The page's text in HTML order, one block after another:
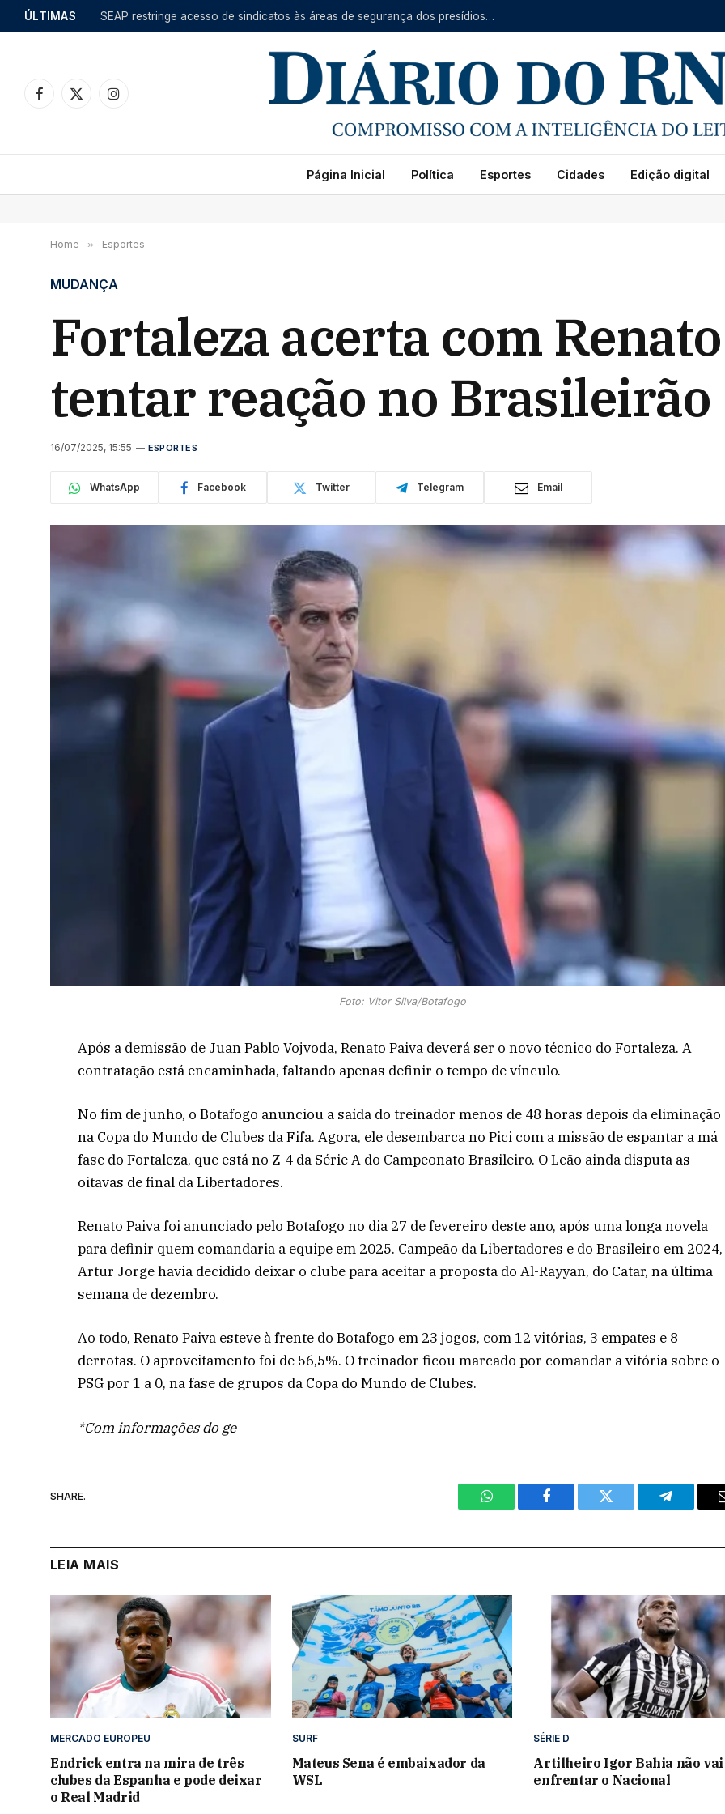
ÚLTIMAS SEAP restringe acesso de sindicatos às áreas de segurança dos presídios do RN
Facebook
X
Instagram
Página Inicial Política Esportes Cidades Edição digital
Home » Esportes
MUDANÇA
Fortaleza acerta com
tentar reação no Brasileirão
16/07/2025, 15:55 ESPORTES
WhatsApp Facebook Twitter Telegram Email
Foto: Vitor Silva/Botafogo
Após a demissão de Juan Pablo Vojvoda, Renato Paiva deverá ser o novo técnico do Fortaleza. A
contratação está encaminhada, faltando apenas definir o tempo de vínculo.
No fim de junho, o Botafogo anunciou a saída do treinador menos de 48 horas depois da eliminação
na Copa do Mundo de Clubes da Fifa. Agora, ele desembarca no Pici com a missão de espantar a má
fase do Fortaleza, que está no Z-4 da Série A do Campeonato Brasileiro. O Leão ainda disputa as
oitavas de final da Libertadores.
Renato Paiva foi anunciado pelo Botafogo no dia 27 de fevereiro deste ano, após uma longa novela
para definir quem comandaria a equipe em 2025. Campeão da Libertadores e do Brasileiro em 2024,
Artur Jorge havia decidido deixar o clube para aceitar a proposta do Al-Rayyan, do Catar, na última
semana de dezembro.
Ao todo, Renato Paiva esteve à frente do Botafogo em 23 jogos, com 12 vitórias, 3 empates e 8
derrotas. O aproveitamento foi de 56,5%. O treinador ficou marcado por comandar a vitória sobre o
PSG por 1 a 0, na fase de grupos da Copa do Mundo de Clubes.
*Com informações do ge
SHARE.
WhatsAppFacebook Twitter Telegram
LEIA MAIS
MERCADO EUROPEU
Endrick entra na mira de três
clubes da Espanha e pode deixar
o Real Madrid
SURF
Mateus Sena é embaixador da
WSL
SÉRIE D
Artilheiro Igor Bahia não vai
enfrentar o Nacional